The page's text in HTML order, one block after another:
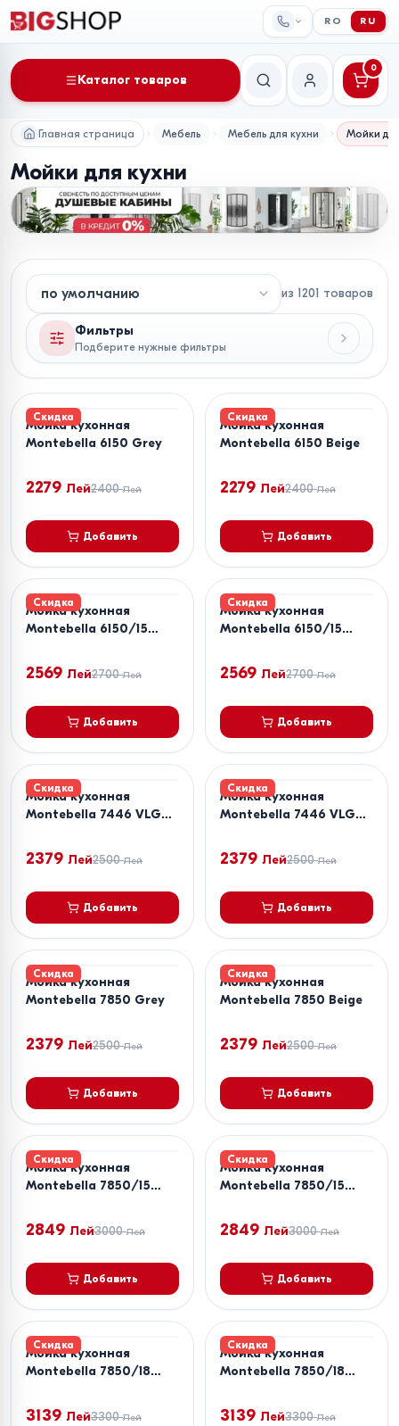
RO RU
Каталог товаров
Поиск Мой аккаунт
0
Главная страница Мебель Мебель для кухни Мойки
Мойки для кухни
из 1201 товаров
Фильтры
Подберите нужные фильтры
Скидка
Мойка кухонная
Montebella 6150 Grey
2279 Лей2400 Лей
Добавить
Скидка
Мойка кухонная
Montebella 6150 Beige
2279 Лей2400 Лей
Добавить
Скидка
Мойка кухонная
Montebella 6150/15
2569 Лей2700 Лей
Добавить
Скидка
Мойка кухонная
Montebella 6150/15
2569 Лей2700 Лей
Добавить
Скидка
Мойка кухонная
Montebella 7446 VLG
2379 Лей2500 Лей
Добавить
Скидка
Мойка кухонная
Montebella 7446 VLG
2379 Лей2500 Лей
Добавить
Скидка
Мойка кухонная
Montebella 7850 Grey
2379 Лей2500 Лей
Добавить
Скидка
Мойка кухонная
Montebella 7850 Beige
2379 Лей2500 Лей
Добавить
Скидка
Мойка кухонная
Montebella 7850/15
2849 Лей3000 Лей
Добавить
Скидка
Мойка кухонная
Montebella 7850/15
2849 Лей3000 Лей
Добавить
Скидка
Мойка кухонная
Montebella 7850/18
3139 Лей3300 Лей
Скидка
Мойка кухонная
Montebella 7850/18
3139 Лей3300 Лей